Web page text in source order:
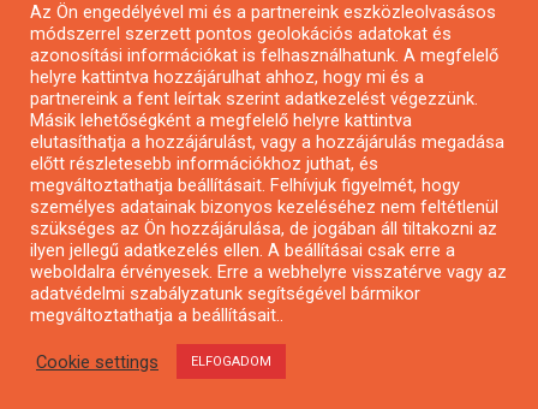
Pályázatok magánszemélyeknek
Pályázatok civil szervezeteknek
Pályázatok vállalkozásoknak
Önkormányzati pályázatok
Mezőgazdasági pályázatok
Falusi turizmus pályázatok
Napelem pályázatok
GINOP pályázatok
Copyright © All rights reserved.
Az Ön engedélyével mi és a partnereink eszközleolvasásos
módszerrel szerzett pontos geolokációs adatokat és
azonosítási információkat is felhasználhatunk. A megfelelő
helyre kattintva hozzájárulhat ahhoz, hogy mi és a
partnereink a fent leírtak szerint adatkezelést végezzünk.
Másik lehetőségként a megfelelő helyre kattintva
elutasíthatja a hozzájárulást, vagy a hozzájárulás megadása
előtt részletesebb információkhoz juthat, és
megváltoztathatja beállításait. Felhívjuk figyelmét, hogy
személyes adatainak bizonyos kezeléséhez nem feltétlenül
szükséges az Ön hozzájárulása, de jogában áll tiltakozni az
ilyen jellegű adatkezelés ellen. A beállításai csak erre a
weboldalra érvényesek. Erre a webhelyre visszatérve vagy az
adatvédelmi szabályzatunk segítségével bármikor
megváltoztathatja a beállításait..
Cookie settings ELFOGADOM